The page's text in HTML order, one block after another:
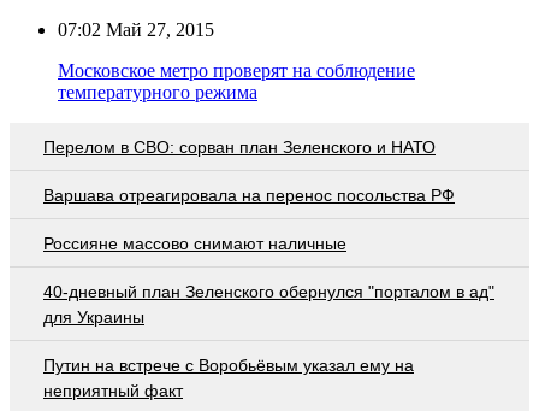
07:02 Май 27, 2015
Московское метро проверят на соблюдение
температурного режима
Перелом в СВО: сорван план Зеленского и НАТО
Варшава отреагировала на перенос посольства РФ
Россияне массово снимают наличные
40-дневный план Зеленского обернулся "порталом в ад"
для Украины
Путин на встрече с Воробьёвым указал ему на
неприятный факт